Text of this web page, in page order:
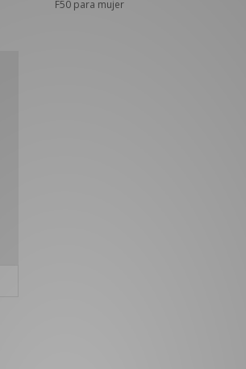
F50 para mujer